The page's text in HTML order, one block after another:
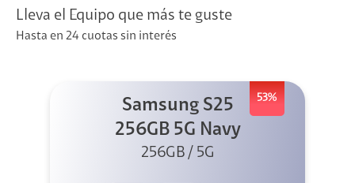
Lleva el Equipo que más te guste
Hasta en 24 cuotas sin interés
53%
Samsung S25
256GB 5G Navy
256GB / 5G